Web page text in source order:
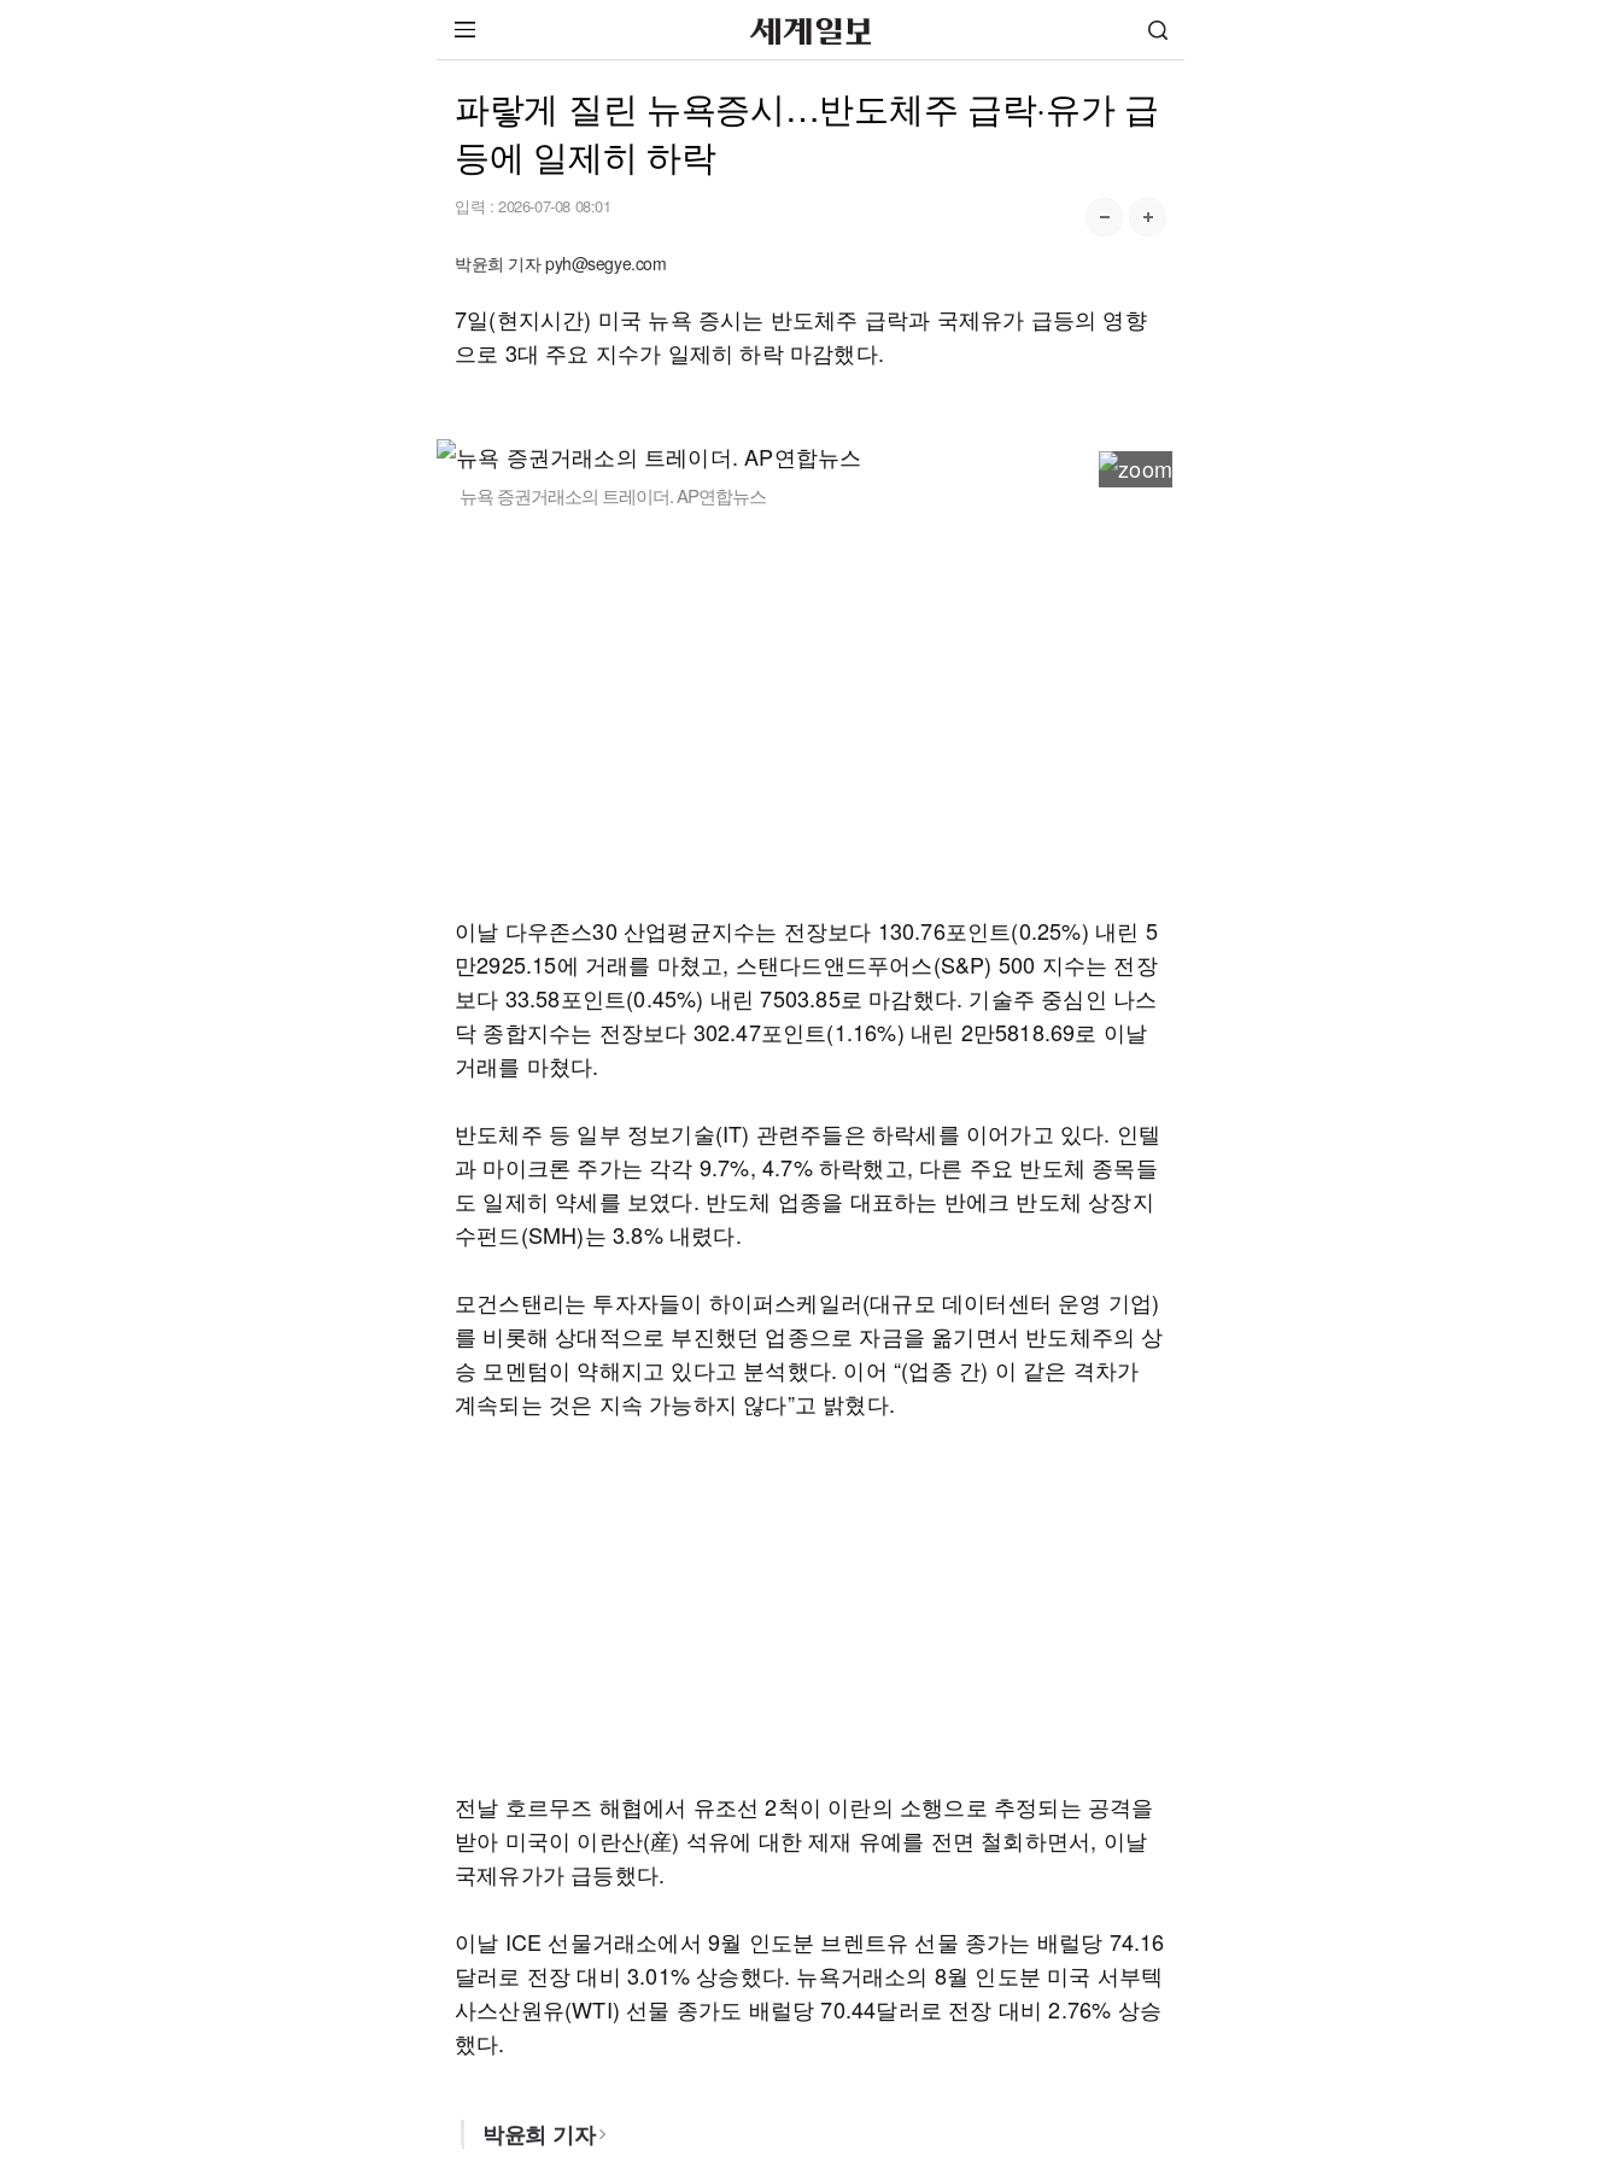
파랗게 질린 뉴욕증시…반도체주 급락·유가 급
등에 일제히 하락
입력 : 2026-07-08 08:01
박윤희 기자 pyh@segye.com
7일(현지시간) 미국 뉴욕 증시는 반도체주 급락과 국제유가 급등의 영향
으로 3대 주요 지수가 일제히 하락 마감했다.
뉴욕 증권거래소의 트레이더. AP연합뉴스
이날 다우존스30 산업평균지수는 전장보다 130.76포인트(0.25%) 내린 5
만2925.15에 거래를 마쳤고, 스탠다드앤드푸어스(S&P) 500 지수는 전장
보다 33.58포인트(0.45%) 내린 7503.85로 마감했다. 기술주 중심인 나스
닥 종합지수는 전장보다 302.47포인트(1.16%) 내린 2만5818.69로 이날
거래를 마쳤다.
반도체주 등 일부 정보기술(IT) 관련주들은 하락세를 이어가고 있다. 인텔
과 마이크론 주가는 각각 9.7%, 4.7% 하락했고, 다른 주요 반도체 종목들
도 일제히 약세를 보였다. 반도체 업종을 대표하는 반에크 반도체 상장지
수펀드(SMH)는 3.8% 내렸다.
모건스탠리는 투자자들이 하이퍼스케일러(대규모 데이터센터 운영 기업)
를 비롯해 상대적으로 부진했던 업종으로 자금을 옮기면서 반도체주의 상
승 모멘텀이 약해지고 있다고 분석했다. 이어 “(업종 간) 이 같은 격차가
계속되는 것은 지속 가능하지 않다”고 밝혔다.
전날 호르무즈 해협에서 유조선 2척이 이란의 소행으로 추정되는 공격을
받아 미국이 이란산(産) 석유에 대한 제재 유예를 전면 철회하면서, 이날
국제유가가 급등했다.
이날 ICE 선물거래소에서 9월 인도분 브렌트유 선물 종가는 배럴당 74.16
달러로 전장 대비 3.01% 상승했다. 뉴욕거래소의 8월 인도분 미국 서부텍
사스산원유(WTI) 선물 종가도 배럴당 70.44달러로 전장 대비 2.76% 상승
했다.
박윤희 기자